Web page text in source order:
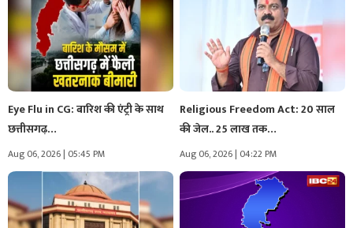
Eye Flu in CG: बारिश की एंट्री के साथ
छत्तीसगढ़…
Aug 06, 2026 | 05:45 PM
Religious Freedom Act: 20 साल
की जेल.. 25 लाख तक…
Aug 06, 2026 | 04:22 PM